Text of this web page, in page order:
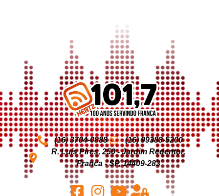
(16) 3704-0888
(16) 99388-5200
R. Luís Píres, 250 - Jardim Redentor,
Franca - SP, 14409-283